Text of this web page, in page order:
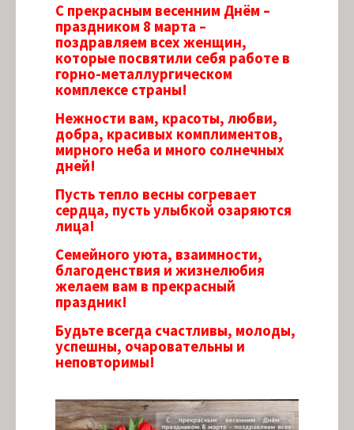
С прекрасным весенним Днём –
праздником 8 марта –
поздравляем всех женщин,
которые посвятили себя работе в
горно-металлургическом
комплексе страны!
Нежности вам, красоты, любви,
добра, красивых комплиментов,
мирного неба и много солнечных
дней!
Пусть тепло весны согревает
сердца, пусть улыбкой озаряются
лица!
Семейного уюта, взаимности,
благоденствия и жизнелюбия
желаем вам в прекрасный
праздник!
Будьте всегда счастливы, молоды,
успешны, очаровательны и
неповторимы!